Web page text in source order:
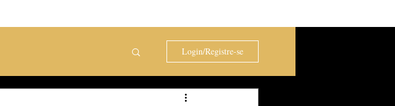
Login/Registre-se